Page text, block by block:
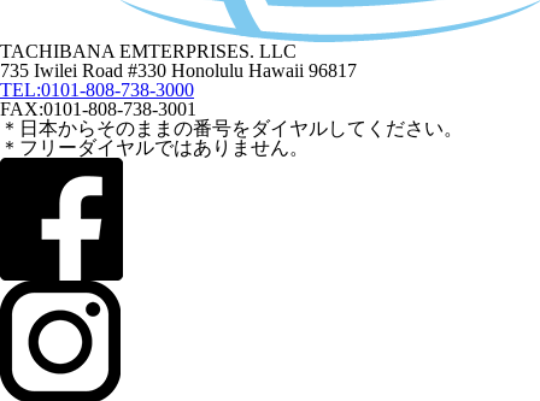
TACHIBANA EMTERPRISES. LLC
735 Iwilei Road #330 Honolulu Hawaii 96817
TEL:0101-808-738-3000
FAX:0101-808-738-3001
＊日本からそのままの番号をダイヤルしてください。
＊フリーダイヤルではありません。